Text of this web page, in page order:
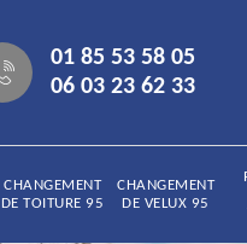
01 85 53 58 05
06 03 23 62 33
CHANGEMENT
DE TOITURE 95
CHANGEMENT
DE VELUX 95